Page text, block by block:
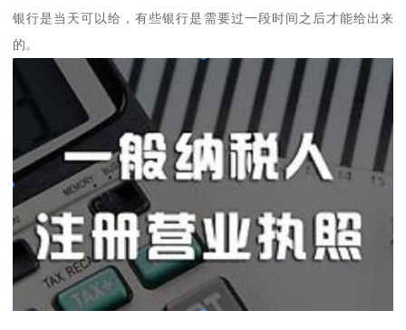
银行是当天可以给，有些银行是需要过一段时间之后才能给出来
的。